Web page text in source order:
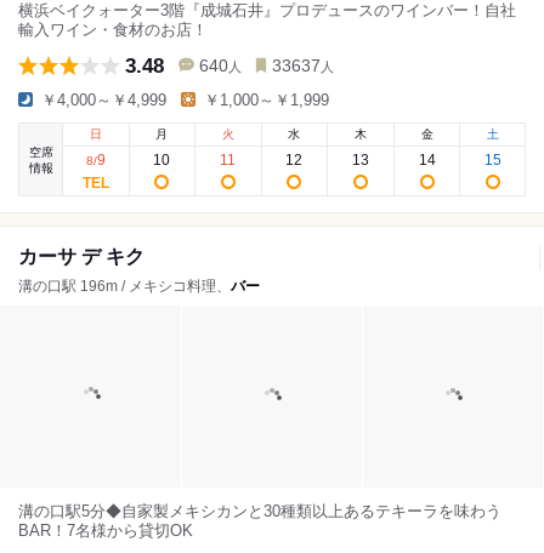
横浜ベイクォーター3階『成城石井』プロデュースのワインバー！自社
輸入ワイン・食材のお店！
3.48 640 人 33637 人
￥4,000～￥4,999 ￥1,000～￥1,999
空席
情報
日
8/9
月
10
火
11
水
12
木
13
金
14
土
15
カーサ デ キク
溝の口駅 196m / メキシコ料理、 バー
溝の口駅5分◆自家製メキシカンと30種類以上あるテキーラを味わう
BAR！7名様から貸切OK